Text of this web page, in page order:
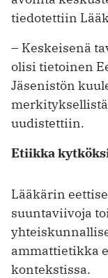
tiedotettiin
– Keskeisenä
olisi tietoinen
Jäsenistön
uudistettiin.
Etiikka
Lääkärin
suuntaviivoja
ammattietikka
kontekstissa.